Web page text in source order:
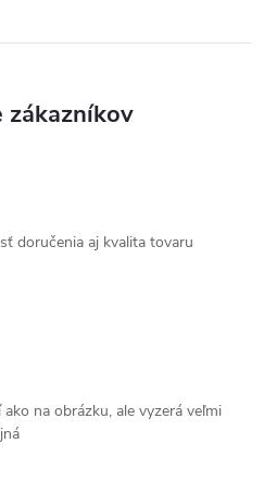
zákazníkov
doručenia aj kvalita tovaru
na obrázku, ale vyzerá veľmi